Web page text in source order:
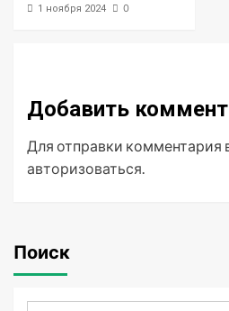
1 ноября 2024 0
Добавить
Для отправки комментария
авторизоваться.
Поиск